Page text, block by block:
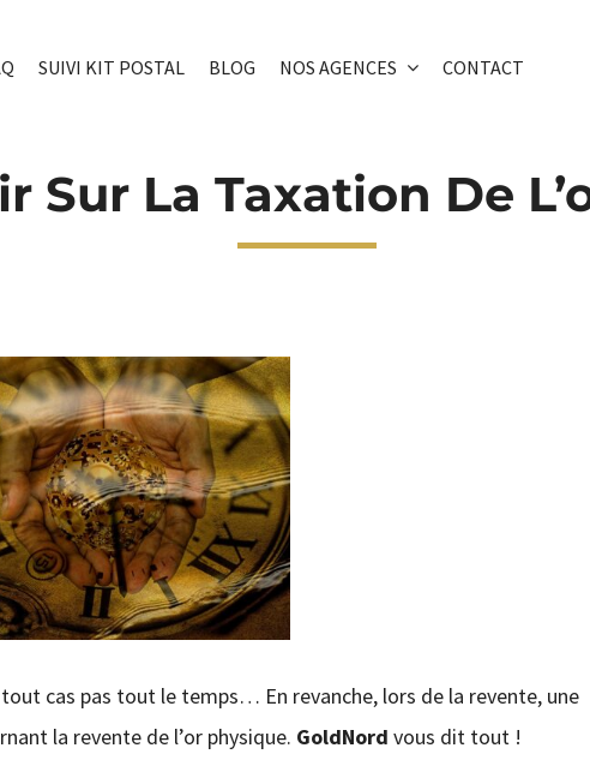
SUIVI KIT POSTAL BLOG NOS AGENCES CONTACT
Sur La Taxation De
tout cas pas tout le temps… En revanche, lors de la revente, une
la revente de l’or physique. GoldNord vous dit tout !